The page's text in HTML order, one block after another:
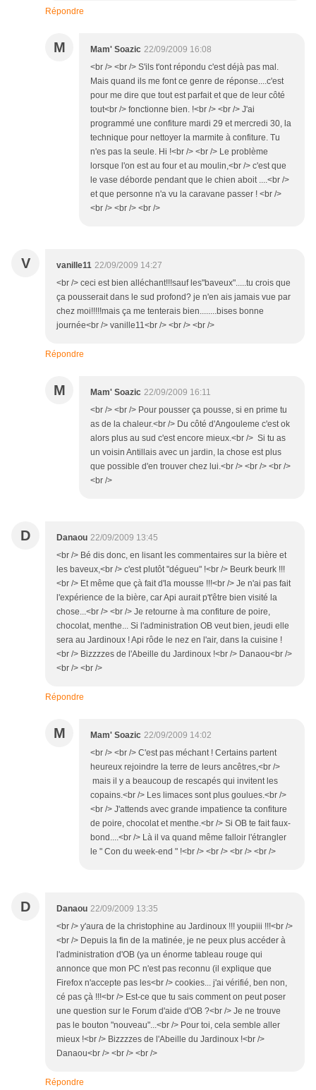
Répondre
M Mam' Soazic 22/09/2009 16:08
<br /> <br /> S'ils t'ont répondu c'est déjà pas mal.
Mais quand ils me font ce genre de réponse....c'est
pour me dire que tout est parfait et que de leur côté
tout<br /> fonctionne bien. !<br /> <br /> J'ai
programmé une confiture mardi 29 et mercredi 30, la
technique pour nettoyer la marmite à confiture. Tu
n'es pas la seule. Hi !<br /> <br /> Le problème
lorsque l'on est au four et au moulin,<br /> c'est que
le vase déborde pendant que le chien aboit ....<br />
et que personne n'a vu la caravane passer ! <br />
<br /> <br /> <br />
V vanille11 22/09/2009 14:27
<br /> ceci est bien alléchant!!!sauf les"baveux".....tu crois que
ça pousserait dans le sud profond? je n'en ais jamais vue par
chez moi!!!!!mais ça me tenterais bien........bises bonne
journée<br /> vanille11<br /> <br /> <br />
Répondre
M Mam' Soazic 22/09/2009 16:11
<br /> <br /> Pour pousser ça pousse, si en prime tu
as de la chaleur.<br /> Du côté d'Angouleme c'est ok
alors plus au sud c'est encore mieux.<br /> Si tu as
un voisin Antillais avec un jardin, la chose est plus
que possible d'en trouver chez lui.<br /> <br /> <br />
<br />
D Danaou 22/09/2009 13:45
<br /> Bé dis donc, en lisant les commentaires sur la bière et
les baveux,<br /> c'est plutôt "dégueu" !<br /> Beurk beurk !!!
<br /> Et même que çà fait d'la mousse !!!<br /> Je n'ai pas fait
l'expérience de la bière, car Api aurait p't'être bien visité la
chose...<br /> <br /> Je retourne à ma confiture de poire,
chocolat, menthe... Si l'administration OB veut bien, jeudi elle
sera au Jardinoux ! Api rôde le nez en l'air, dans la cuisine !
<br /> Bizzzzes de l'Abeille du Jardinoux !<br /> Danaou<br />
<br /> <br />
Répondre
M Mam' Soazic 22/09/2009 14:02
<br /> <br /> C'est pas méchant ! Certains partent
heureux rejoindre la terre de leurs ancêtres,<br />
mais il y a beaucoup de rescapés qui invitent les
copains.<br /> Les limaces sont plus goulues.<br />
<br /> J'attends avec grande impatience ta confiture
de poire, chocolat et menthe.<br /> Si OB te fait faux-
bond....<br /> Là il va quand même falloir l'étrangler
le " Con du week-end " !<br /> <br /> <br /> <br />
D Danaou 22/09/2009 13:35
<br /> y'aura de la christophine au Jardinoux !!! youpiii !!!<br />
<br /> Depuis la fin de la matinée, je ne peux plus accéder à
l'administration d'OB (ya un énorme tableau rouge qui
annonce que mon PC n'est pas reconnu (il explique que
Firefox n'accepte pas les<br /> cookies... j'ai vérifié, ben non,
cé pas çà !!!<br /> Est-ce que tu sais comment on peut poser
une question sur le Forum d'aide d'OB ?<br /> Je ne trouve
pas le bouton "nouveau"...<br /> Pour toi, cela semble aller
mieux !<br /> Bizzzzes de l'Abeille du Jardinoux !<br />
Danaou<br /> <br /> <br />
Répondre